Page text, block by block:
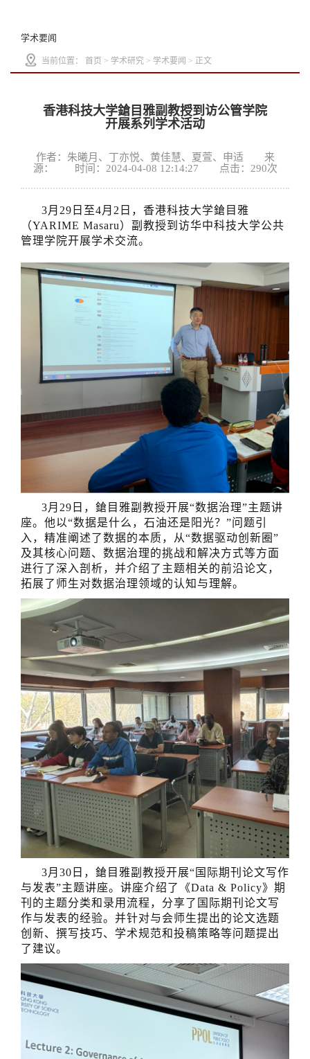
学术要闻
当前位置： 首页 > 学术研究 > 学术要闻 > 正文
香港科技大学鎗目雅副教授到访公管学院
开展系列学术活动
作者：朱曦月、丁亦悦、黄佳慧、夏萱、申适 来
源： 时间：2024-04-08 12:14:27 点击： 290次
3月29日至4月2日，香港科技大学鎗目雅
（YARIME Masaru）副教授到访华中科技大学公共
管理学院开展学术交流。
3月29日，鎗目雅副教授开展“数据治理”主题讲
座。他以“数据是什么，石油还是阳光？”问题引
入，精准阐述了数据的本质，从“数据驱动创新圈”
及其核心问题、数据治理的挑战和解决方式等方面
进行了深入剖析，并介绍了主题相关的前沿论文，
拓展了师生对数据治理领域的认知与理解。
3月30日，鎗目雅副教授开展“国际期刊论文写作
与发表”主题讲座。讲座介绍了《Data & Policy》期
刊的主题分类和录用流程，分享了国际期刊论文写
作与发表的经验。并针对与会师生提出的论文选题
创新、撰写技巧、学术规范和投稿策略等问题提出
了建议。